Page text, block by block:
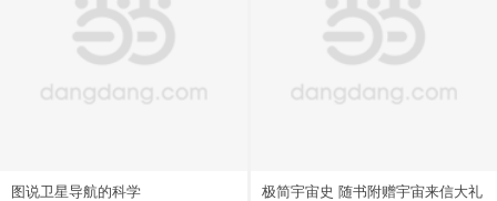
图说卫星导航的科学
极简宇宙史 随书附赠宇宙来信大礼